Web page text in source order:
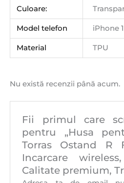
Culoare:
Model telefon iPhone
Material TPU
Nu există recenzii până acum.
Fii primul care
pentru „Husa
Torras Ostand R
Incarcare
Calitate premium,